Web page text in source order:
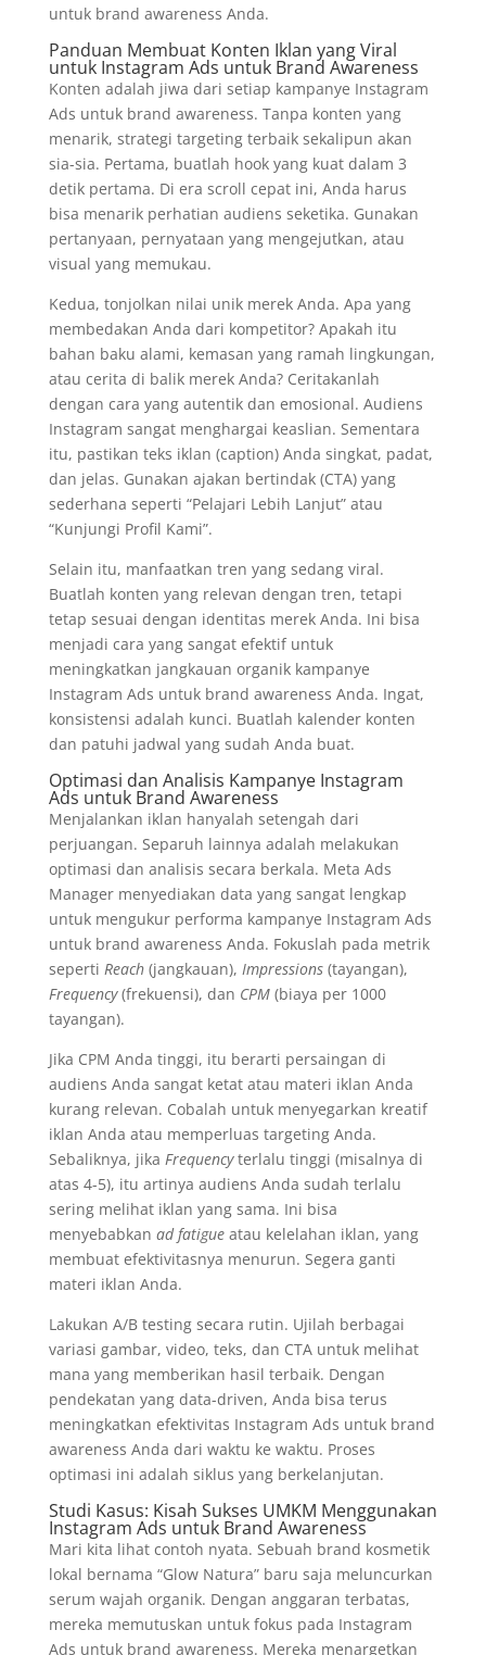
untuk brand awareness Anda.
Panduan Membuat Konten Iklan yang Viral
untuk Instagram Ads untuk Brand Awareness
Konten adalah jiwa dari setiap kampanye Instagram
Ads untuk brand awareness. Tanpa konten yang
menarik, strategi targeting terbaik sekalipun akan
sia-sia. Pertama, buatlah hook yang kuat dalam 3
detik pertama. Di era scroll cepat ini, Anda harus
bisa menarik perhatian audiens seketika. Gunakan
pertanyaan, pernyataan yang mengejutkan, atau
visual yang memukau.
Kedua, tonjolkan nilai unik merek Anda. Apa yang
membedakan Anda dari kompetitor? Apakah itu
bahan baku alami, kemasan yang ramah lingkungan,
atau cerita di balik merek Anda? Ceritakanlah
dengan cara yang autentik dan emosional. Audiens
Instagram sangat menghargai keaslian. Sementara
itu, pastikan teks iklan (caption) Anda singkat, padat,
dan jelas. Gunakan ajakan bertindak (CTA) yang
sederhana seperti “Pelajari Lebih Lanjut” atau
“Kunjungi Profil Kami”.
Selain itu, manfaatkan tren yang sedang viral.
Buatlah konten yang relevan dengan tren, tetapi
tetap sesuai dengan identitas merek Anda. Ini bisa
menjadi cara yang sangat efektif untuk
meningkatkan jangkauan organik kampanye
Instagram Ads untuk brand awareness Anda. Ingat,
konsistensi adalah kunci. Buatlah kalender konten
dan patuhi jadwal yang sudah Anda buat.
Optimasi dan Analisis Kampanye Instagram
Ads untuk Brand Awareness
Menjalankan iklan hanyalah setengah dari
perjuangan. Separuh lainnya adalah melakukan
optimasi dan analisis secara berkala. Meta Ads
Manager menyediakan data yang sangat lengkap
untuk mengukur performa kampanye Instagram Ads
untuk brand awareness Anda. Fokuslah pada metrik
seperti Reach(jangkauan), Impressions(tayangan),
Frequency(frekuensi), dan CPM(biaya per 1000
tayangan).
Jika CPM Anda tinggi, itu berarti persaingan di
audiens Anda sangat ketat atau materi iklan Anda
kurang relevan. Cobalah untuk menyegarkan kreatif
iklan Anda atau memperluas targeting Anda.
Sebaliknya, jika Frequencyterlalu tinggi (misalnya di
atas 4-5), itu artinya audiens Anda sudah terlalu
sering melihat iklan yang sama. Ini bisa
menyebabkan ad fatigueatau kelelahan iklan, yang
membuat efektivitasnya menurun. Segera ganti
materi iklan Anda.
Lakukan A/B testing secara rutin. Ujilah berbagai
variasi gambar, video, teks, dan CTA untuk melihat
mana yang memberikan hasil terbaik. Dengan
pendekatan yang data-driven, Anda bisa terus
meningkatkan efektivitas Instagram Ads untuk brand
awareness Anda dari waktu ke waktu. Proses
optimasi ini adalah siklus yang berkelanjutan.
Studi Kasus: Kisah Sukses UMKM Menggunakan
Instagram Ads untuk Brand Awareness
Mari kita lihat contoh nyata. Sebuah brand kosmetik
lokal bernama “Glow Natura” baru saja meluncurkan
serum wajah organik. Dengan anggaran terbatas,
mereka memutuskan untuk fokus pada Instagram
Ads untuk brand awareness. Mereka menargetkan